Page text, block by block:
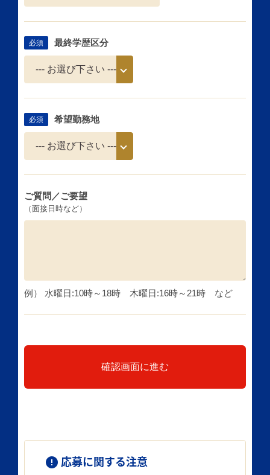
必須 最終学歴区分
必須 希望勤務地
ご質問／ご要望
（面接日時など）
例） 水曜日:10時～18時 木曜日:16時～21時 など
確認画面に進む
応募に関する注意